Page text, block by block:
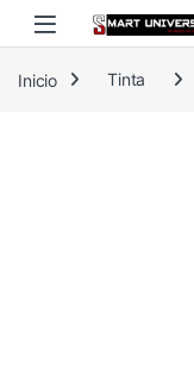
Skip to navigation
Skip to content
Inicio Tinta